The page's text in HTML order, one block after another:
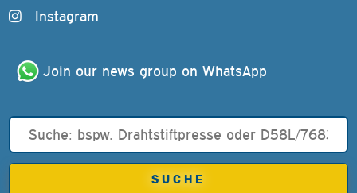
Instagram
Join our news group on WhatsApp